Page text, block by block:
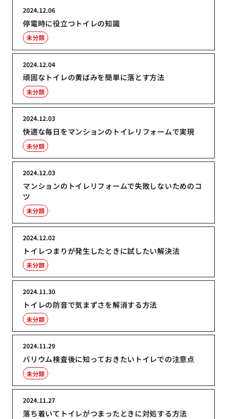
停電時に役立つトイレの知識
2024.12.06
未分類
頑固なトイレの黄ばみを簡単に落とす方法
2024.12.04
未分類
快適な毎日をマンションのトイレリフォームで実現
2024.12.03
未分類
マンションのトイレリフォームで失敗しないためのコ
ツ
2024.12.03
未分類
トイレつまりが発生したときに試したい解決法
2024.12.02
未分類
トイレの防音で気まずさを解消する方法
2024.11.30
未分類
バリウム検査後に知っておきたいトイレでの注意点
2024.11.29
未分類
落ち着いてトイレがつまったときに対処する方法
2024.11.27